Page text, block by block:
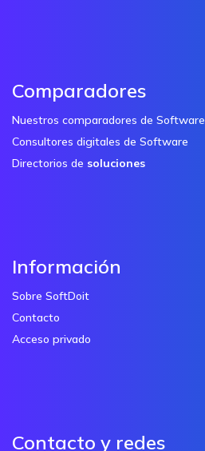
Comparadores
Nuestros comparadores de Software
Consultores digitales de Software
Directorios de soluciones
Información
Sobre SoftDoit
Contacto
Acceso privado
Contacto y redes